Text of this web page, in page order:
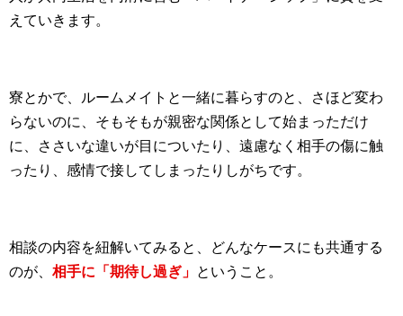
えていきます。
寮とかで、ルームメイトと一緒に暮らすのと、さほど変わ
らないのに、そもそもが親密な関係として始まっただけ
に、ささいな違いが目についたり、遠慮なく相手の傷に触
ったり、感情で接してしまったりしがちです。
相談の内容を紐解いてみると、どんなケースにも共通する
のが、 相手に「期待し過ぎ」 ということ。